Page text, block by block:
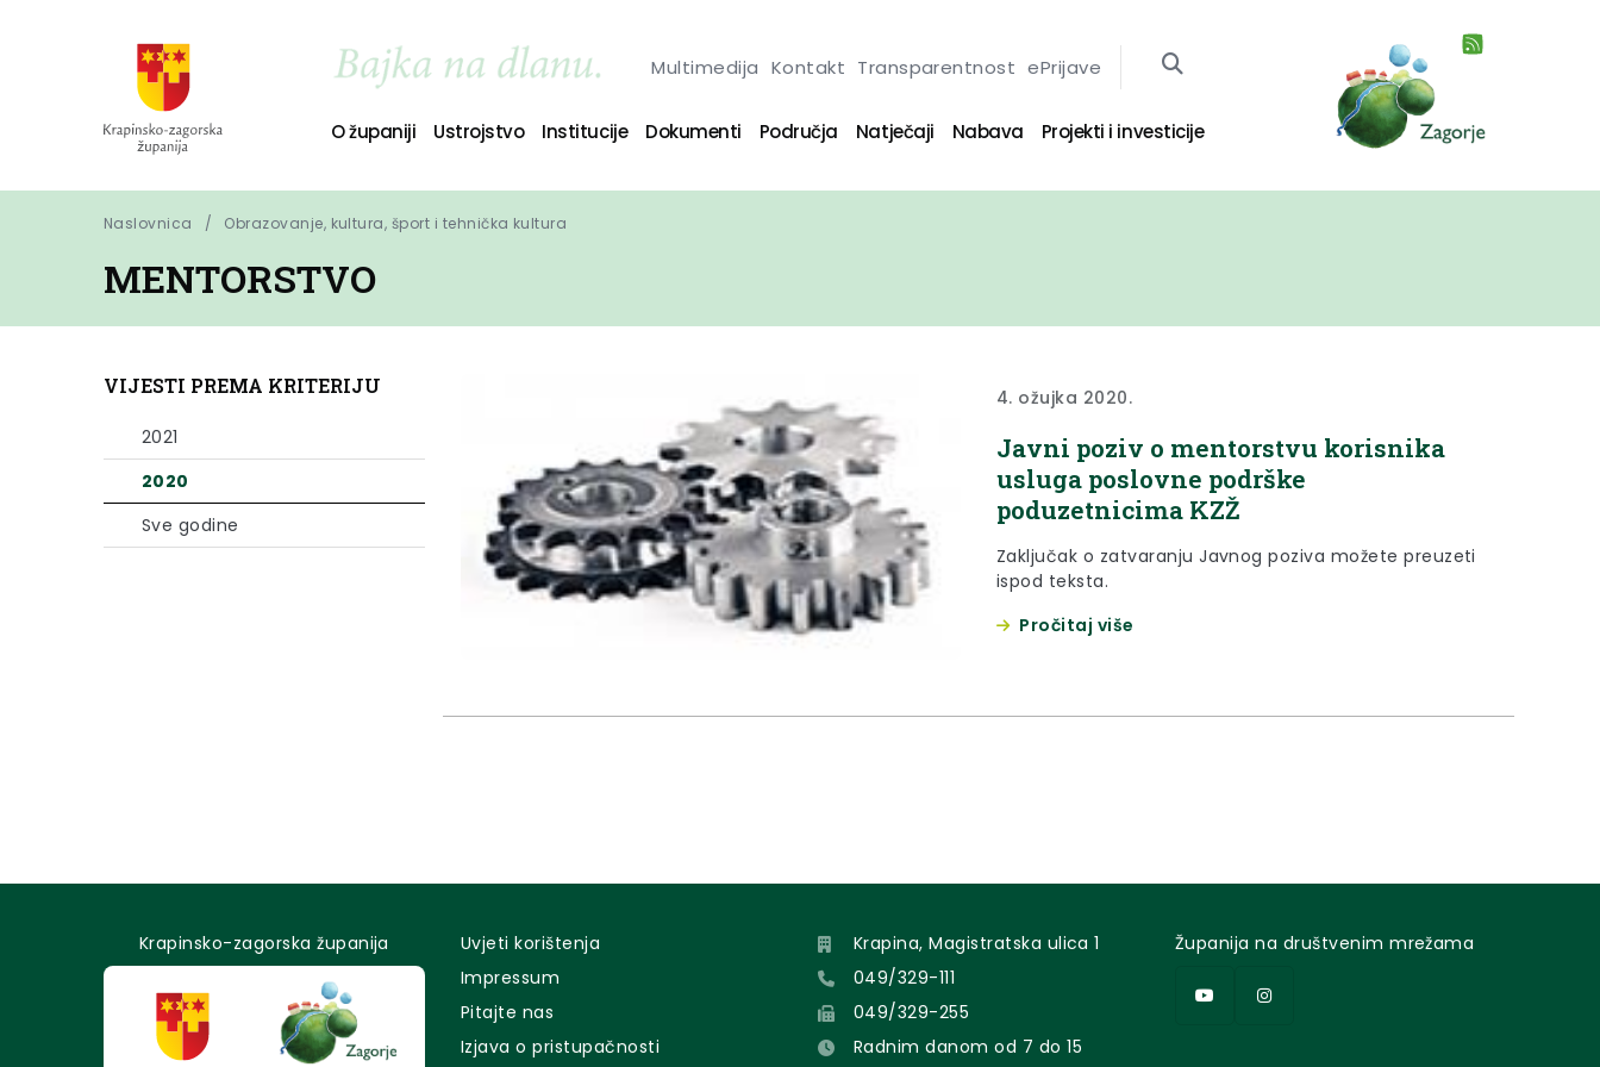
Multimedija Kontakt Transparentnost ePrijave
O županiji Ustrojstvo Institucije Dokumenti Područja Natječaji Nabava Projekti i investicije
Naslovnica Obrazovanje, kultura, šport i tehnička kultura
MENTORSTVO
VIJESTI PREMA KRITERIJU
2021
2020
Sve godine
4. ožujka 2020.
Javni poziv o mentorstvu korisnika
usluga poslovne podrške
poduzetnicima KZŽ
Zaključak o zatvaranju Javnog poziva možete preuzeti
ispod teksta.
Pročitaj više
Krapinsko-zagorska županija
Uvjeti korištenja
Impressum
Pitajte nas
Izjava o pristupačnosti
Krapina, Magistratska ulica 1
049/329-111
049/329-255
Radnim danom od 7 do 15
Županija na društvenim mrežama